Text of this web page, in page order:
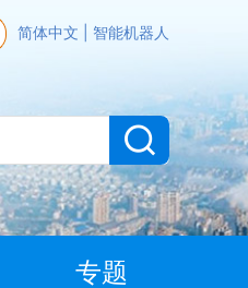
简体中文 智能机器人
专题